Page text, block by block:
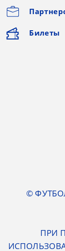
Билеты
©
ПРИ